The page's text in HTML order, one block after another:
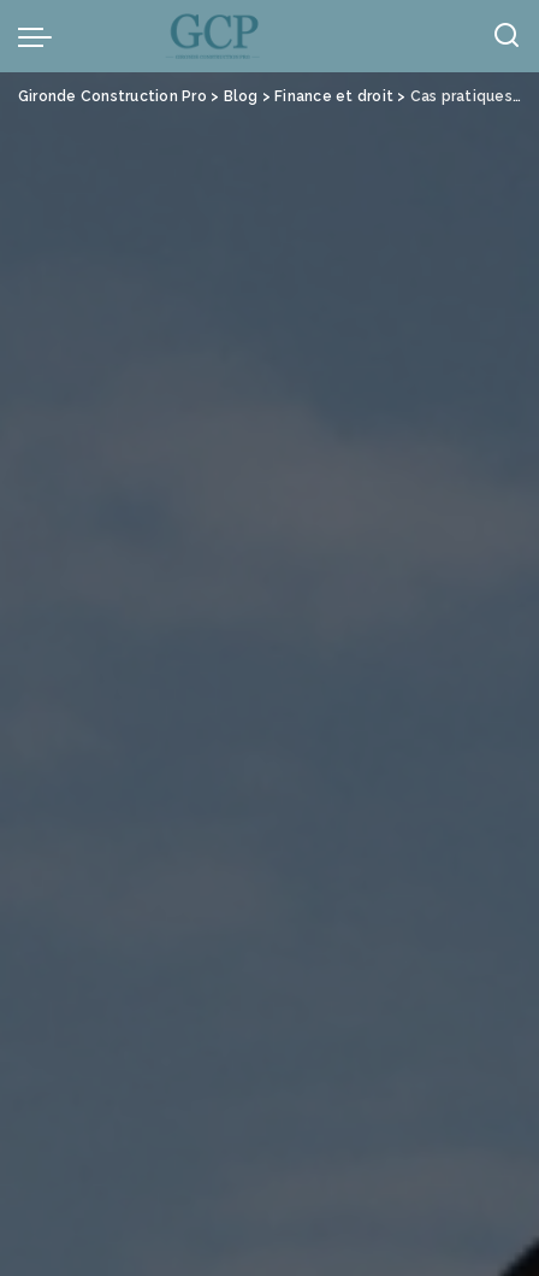
Panneau de gestion des cookies
Gironde Construction Pro > Blog > Finance et droit > Cas pratiques : sinistres et indemnisations dans le secteur du BTP